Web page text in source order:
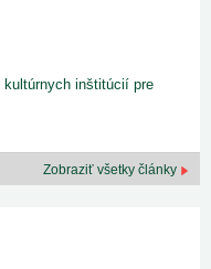
kultúrnych inštitúcií pre
Zobraziť všetky články